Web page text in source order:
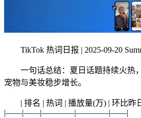
TikTok 热词日报 | 2025-09-20
一句话总结：夏日话题持续火热
宠物与美妆稳步增长。
| 排名 | 热词 | 播放量(万) | 环比昨
|——|——|————|————|——|